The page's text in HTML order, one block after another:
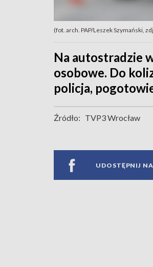
(fot. arch. PAP/Leszek Szymański,
Na autostradzie
osobowe. Do
policja,
Źródło: TVP3 Wrocław
UDOSTĘPNIJ